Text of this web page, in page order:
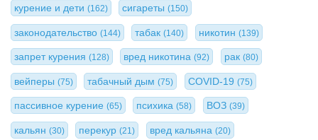
курение и дети (162) сигареты(150)
законодательство (144) табак(140) никотин (139)
запрет курения (128) вред никотина(92) рак (80)
вейперы (75) табачный дым(75) COVID-19 (75)
пассивное курение (65) психика(58) ВОЗ (39)
кальян (30) перекур(21) вред кальяна (20)